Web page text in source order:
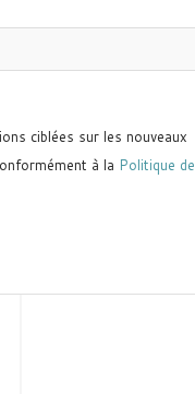
ciblées sur les nouveaux
à la Politique de